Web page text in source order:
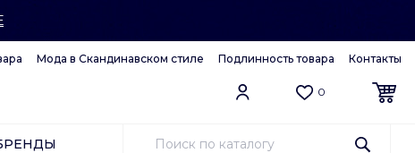
Мода в Скандинавском стиле Подлинность товара Контакты
0